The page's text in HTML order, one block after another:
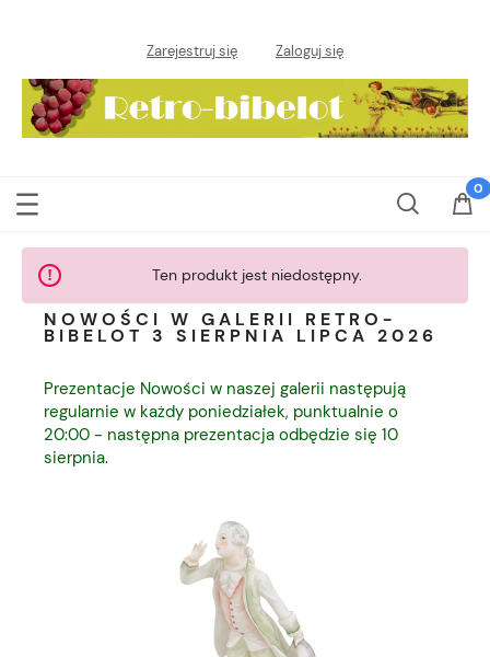
Zarejestruj się Zaloguj się
Ten produkt jest niedostępny.
NOWOŚCI W GALERII RETRO-
BIBELOT 3 SIERPNIA LIPCA 2026
Prezentacje Nowości w naszej galerii następują
regularnie w każdy poniedziałek, punktualnie o
20:00 - następna prezentacja odbędzie się 10
sierpnia.